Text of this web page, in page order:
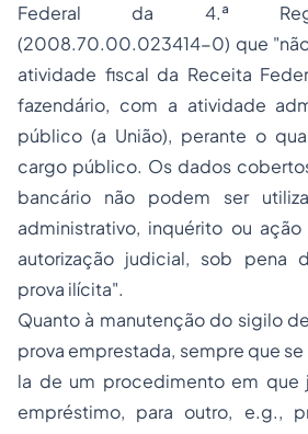
Federal da 4.ª
(2008.70.00.023414-0) que
atividade fiscal da Receita
fazendário, com a atividade
público (a União), perante o
cargo público. Os dados
bancário não podem ser
administrativo, inquérito ou
autorização judicial, sob pena
prova ilícita".
Quanto à manutenção do sigilo
prova emprestada, sempre que
la de um procedimento em que
empréstimo, para outro, e.g.,